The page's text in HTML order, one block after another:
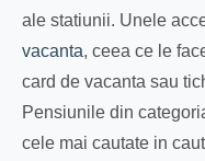
ale statiunii. Unele
vacanta, ceea ce le
card de vacanta sau
Pensiunile din
cele mai cautate in